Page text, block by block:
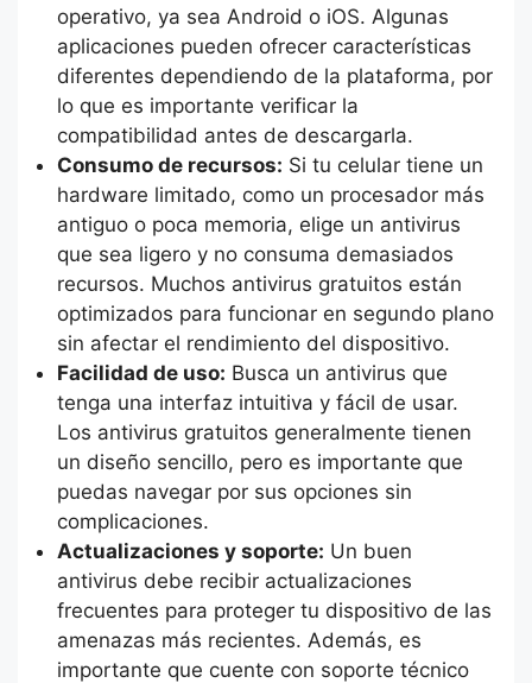
operativo, ya sea Android o iOS. Algunas
aplicaciones pueden ofrecer características
diferentes dependiendo de la plataforma, por
lo que es importante verificar la
compatibilidad antes de descargarla.
Consumo de recursos: Si tu celular tiene un
hardware limitado, como un procesador más
antiguo o poca memoria, elige un antivirus
que sea ligero y no consuma demasiados
recursos. Muchos antivirus gratuitos están
optimizados para funcionar en segundo plano
sin afectar el rendimiento del dispositivo.
Facilidad de uso: Busca un antivirus que
tenga una interfaz intuitiva y fácil de usar.
Los antivirus gratuitos generalmente tienen
un diseño sencillo, pero es importante que
puedas navegar por sus opciones sin
complicaciones.
Actualizaciones y soporte: Un buen
antivirus debe recibir actualizaciones
frecuentes para proteger tu dispositivo de las
amenazas más recientes. Además, es
importante que cuente con soporte técnico